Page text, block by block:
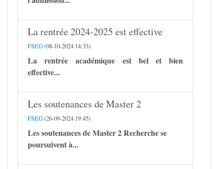
La rentrée 2024-2025 est effective
FSEG(08-10-2024 14:33)
La rentrée académique est bel et bien
effective...
Les soutenances de Master 2
FSEG(26-09-2024 19:45)
Les soutenances de Master 2 Recherche se
poursuivent à...